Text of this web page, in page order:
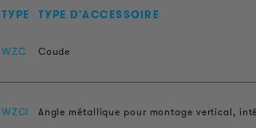
TYPE TYPE D'ACCESSOIRE
WZC Coude
WZCI Angle métallique pour montage vertical,